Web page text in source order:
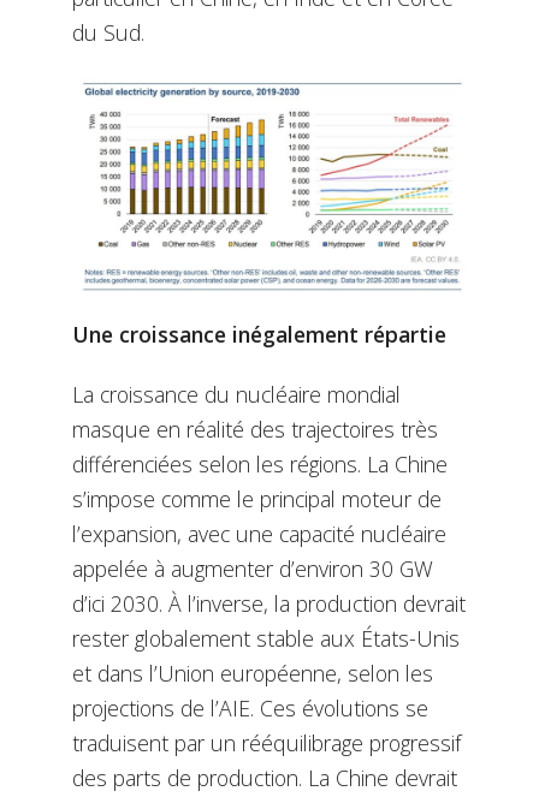
du Sud.
Une croissance inégalement répartie
La croissance du nucléaire mondial
masque en réalité des trajectoires très
différenciées selon les régions. La Chine
s’impose comme le principal moteur de
l’expansion, avec une capacité nucléaire
appelée à augmenter d’environ 30 GW
d’ici 2030. À l’inverse, la production devrait
rester globalement stable aux États-Unis
et dans l’Union européenne, selon les
projections de l’AIE. Ces évolutions se
traduisent par un rééquilibrage progressif
des parts de production. La Chine devrait